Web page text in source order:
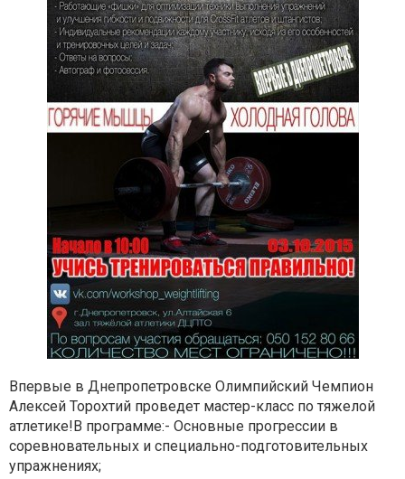
Впервые в Днепропетровске Олимпийский Чемпион
Алексей Торохтий проведет мастер-класс по тяжелой
атлетике!В программе:- Основные прогрессии в
соревновательных и специально-подготовительных
упражнениях;